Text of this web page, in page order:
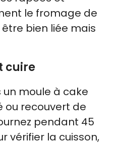
le fromage de
bien liée mais
cuire
moule à cake
ou recouvert de
pendant 45
vérifier la cuisson,